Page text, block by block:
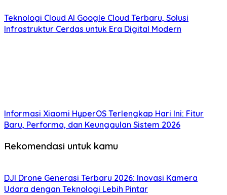
Teknologi Cloud AI Google Cloud Terbaru, Solusi
Infrastruktur Cerdas untuk Era Digital Modern
Informasi Xiaomi HyperOS Terlengkap Hari Ini: Fitur
Baru, Performa, dan Keunggulan Sistem 2026
Rekomendasi untuk kamu
DJI Drone Generasi Terbaru 2026: Inovasi Kamera
Udara dengan Teknologi Lebih Pintar